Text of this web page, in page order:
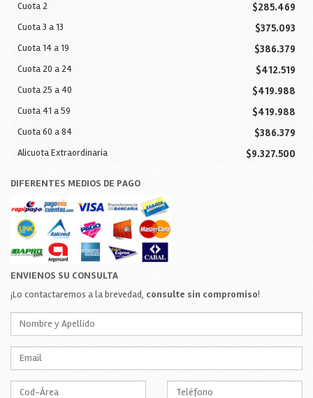
Cuota 2 $285.469
Cuota 3 a 13 $375.093
Cuota 14 a 19 $386.379
Cuota 20 a 24 $412.519
Cuota 25 a 40 $419.988
Cuota 41 a 59 $419.988
Cuota 60 a 84 $386.379
Alicuota Extraordinaria $9.327.500
DIFERENTES MEDIOS DE PAGO
ENVIENOS SU CONSULTA
¡Lo contactaremos a la brevedad, consulte sin compromiso!